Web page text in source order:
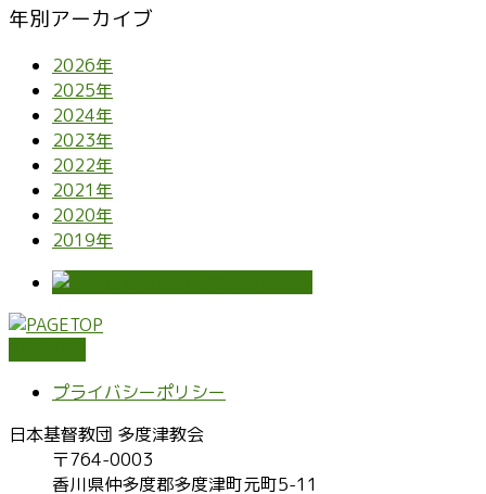
年別アーカイブ
2026年
2025年
2024年
2023年
2022年
2021年
2020年
2019年
プライバシーポリシー
日本基督教団 多度津教会
〒764-0003
香川県仲多度郡多度津町元町5-11